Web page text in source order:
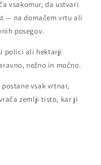
vsakomur, da ustvari
— na domačem vrtu ali
posegov.
polici ali hektarji
nežno in močno.
vsak vrtnar,
zemlji tisto, kar ji